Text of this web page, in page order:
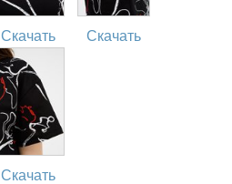
Скачать Скачать
Скачать